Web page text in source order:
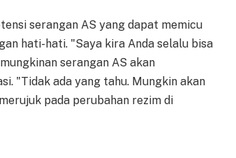
serangan AS yang dapat memicu
hati-hati. "Saya kira Anda selalu bisa
serangan AS akan
"Tidak ada yang tahu. Mungkin akan
pada perubahan rezim di